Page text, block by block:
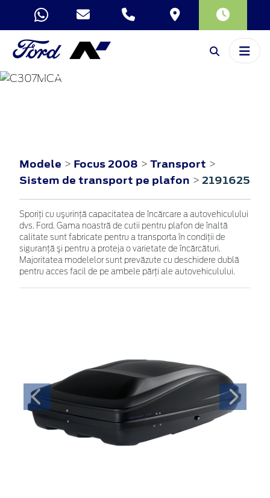
FOCUS
Modele > Focus 2008 > Transport >
Sistem de transport pe plafon > 2191625
Sporiţi cu uşurinţă capacitatea de încărcare a autovehiculului
dvs. Ford. Gama noastră de cutii pentru plafon de înaltă
calitate sunt fabricate pentru a transporta în condiţii de
siguranţă şi pentru a proteja o varietate de încărcături.
Majoritatea modelelor sunt prevăzute cu deschidere dublă
pentru acces facil de pe ambele părţi ale autovehiculului.